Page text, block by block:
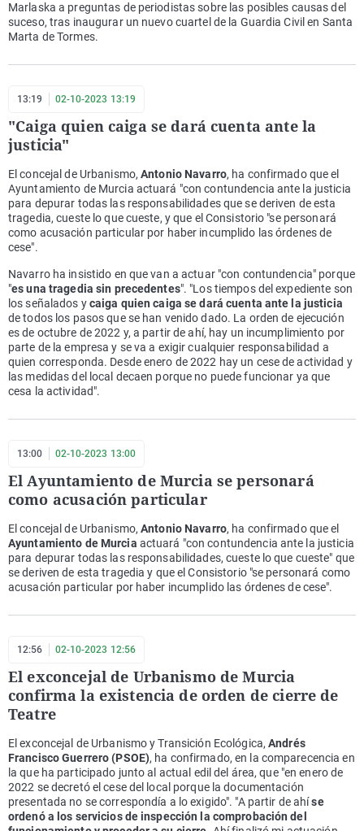
Marlaska a preguntas de periodistas sobre las posibles causas del
suceso, tras inaugurar un nuevo cuartel de la Guardia Civil en Santa
Marta de Tormes.
13:19 02-10-2023 13:19
"Caiga quien caiga se dará cuenta ante la
justicia"
El concejal de Urbanismo,Antonio Navarro, ha confirmado que el
Ayuntamiento de Murcia actuará "con contundencia ante la justicia
para depurar todas las responsabilidades que se deriven de esta
tragedia, cueste lo que cueste, y que el Consistorio "se personará
como acusación particular por haber incumplido las órdenes de
cese".
Navarro ha insistido en que van a actuar "con contundencia" porque
"es una tragedia sin precedentes". "Los tiempos del expediente son
los señalados ycaiga quien caiga se dará cuenta ante la justicia
de todos los pasos que se han venido dado. La orden de ejecución
es de octubre de 2022 y, a partir de ahí, hay un incumplimiento por
parte de la empresa y se va a exigir cualquier responsabilidad a
quien corresponda. Desde enero de 2022 hay un cese de actividad y
las medidas del local decaen porque no puede funcionar ya que
cesa la actividad".
13:00 02-10-2023 13:00
El Ayuntamiento de Murcia se personará
como acusación particular
El concejal de Urbanismo,Antonio Navarro, ha confirmado que el
Ayuntamiento de Murcia actuará "con contundencia ante la justicia
para depurar todas las responsabilidades, cueste lo que cueste" que
se deriven de esta tragedia y que el Consistorio "se personará como
acusación particular por haber incumplido las órdenes de cese".
12:56 02-10-2023 12:56
El exconcejal de Urbanismo de Murcia
confirma la existencia de orden de cierre de
Teatre
El exconcejal de Urbanismo y Transición Ecológica,Andrés
Francisco Guerrero (PSOE), ha confirmado, en la comparecencia en
la que ha participado junto al actual edil del área, que "en enero de
2022 se decretó el cese del local porque la documentación
presentada no se correspondía a lo exigido". "A partir de ahíse
ordenó a los servicios de inspección la comprobación del